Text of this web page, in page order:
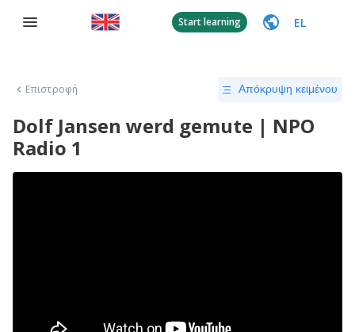
Start learning EL
Επιστροφή Απόκρυψη κειμένου
Dolf Jansen werd gemute | NPO
Radio 1